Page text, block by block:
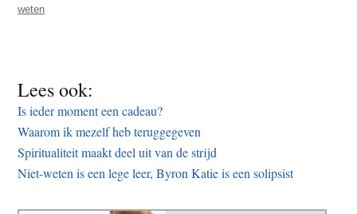
weten
Lees ook:
Is ieder moment een cadeau?
Waarom ik mezelf heb teruggegeven
Spiritualiteit maakt deel uit van de strijd
Niet-weten is een lege leer, Byron Katie is een solipsist